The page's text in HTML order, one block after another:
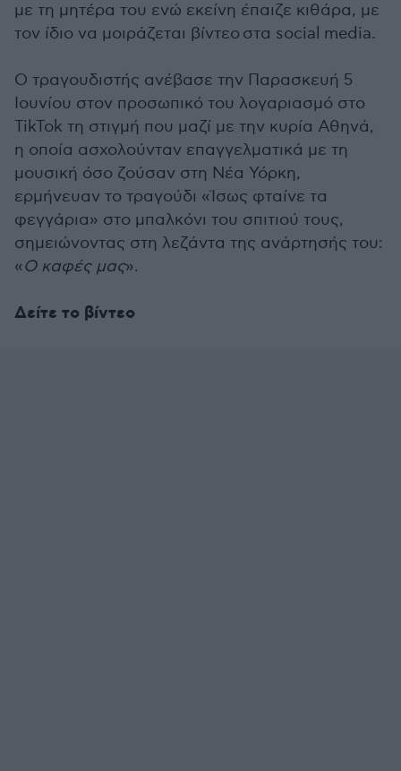
με τη μητέρα του ενώ εκείνη έπαιζε κιθάρα, με
τον ίδιο να μοιράζεται βίντεο στα social media.
Ο τραγουδιστής ανέβασε την Παρασκευή 5
Ιουνίου στον προσωπικό του λογαριασμό στο
TikTok τη στιγμή που μαζί με την κυρία Αθηνά,
η οποία ασχολούνταν επαγγελματικά με τη
μουσική όσο ζούσαν στη Νέα Υόρκη,
ερμήνευαν το τραγούδι «Ίσως φταίνε τα
φεγγάρια» στο μπαλκόνι του σπιτιού τους,
σημειώνοντας στη λεζάντα της ανάρτησής του:
«Ο καφές μας».
Δείτε το βίντεο